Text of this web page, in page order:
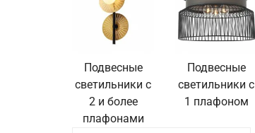
Подвесные
светильники с
2 и более
плафонами
Подвесные
светильники с
1 плафоном